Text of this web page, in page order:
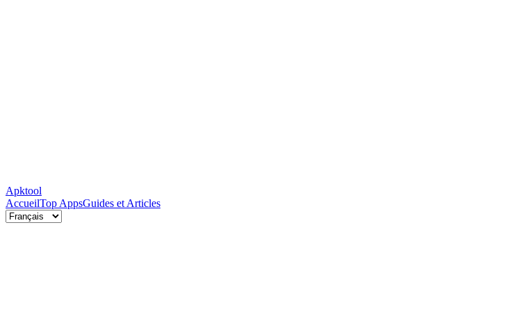
Apktool
AccueilTop AppsGuides et Articles